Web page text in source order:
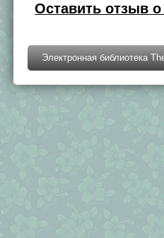
Оставить отзыв о
Электронная библиотека